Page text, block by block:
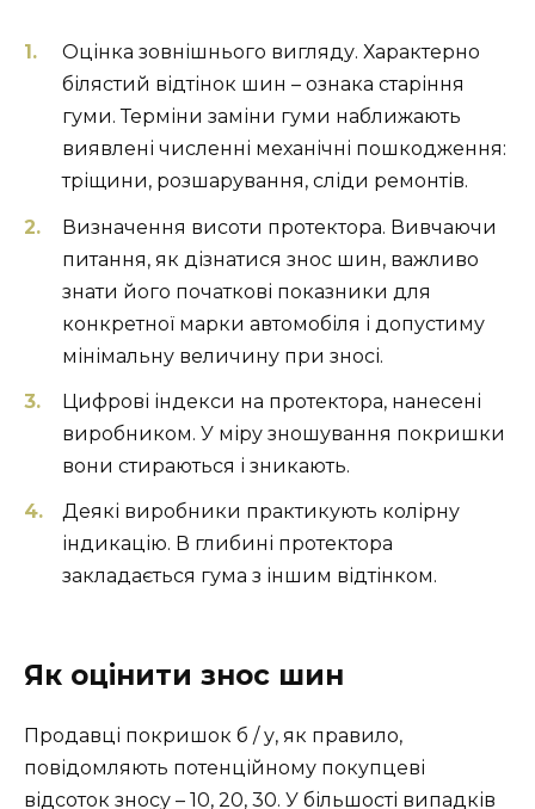
Оцінка зовнішнього вигляду. Характерно
білястий відтінок шин – ознака старіння
гуми. Терміни заміни гуми наближають
виявлені численні механічні пошкодження:
тріщини, розшарування, сліди ремонтів.
Визначення висоти протектора. Вивчаючи
питання, як дізнатися знос шин, важливо
знати його початкові показники для
конкретної марки автомобіля і допустиму
мінімальну величину при зносі.
Цифрові індекси на протектора, нанесені
виробником. У міру зношування покришки
вони стираються і зникають.
Деякі виробники практикують колірну
індикацію. В глибині протектора
закладається гума з іншим відтінком.
Як оцінити знос шин
Продавці покришок б / у, як правило,
повідомляють потенційному покупцеві
відсоток зносу – 10, 20, 30. У більшості випадків